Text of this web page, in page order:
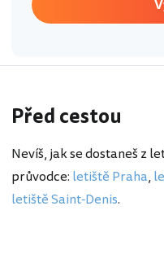
Před cestou
Nevíš, jak se dostaneš z
průvodce: letiště Praha,
letiště Saint-Denis.